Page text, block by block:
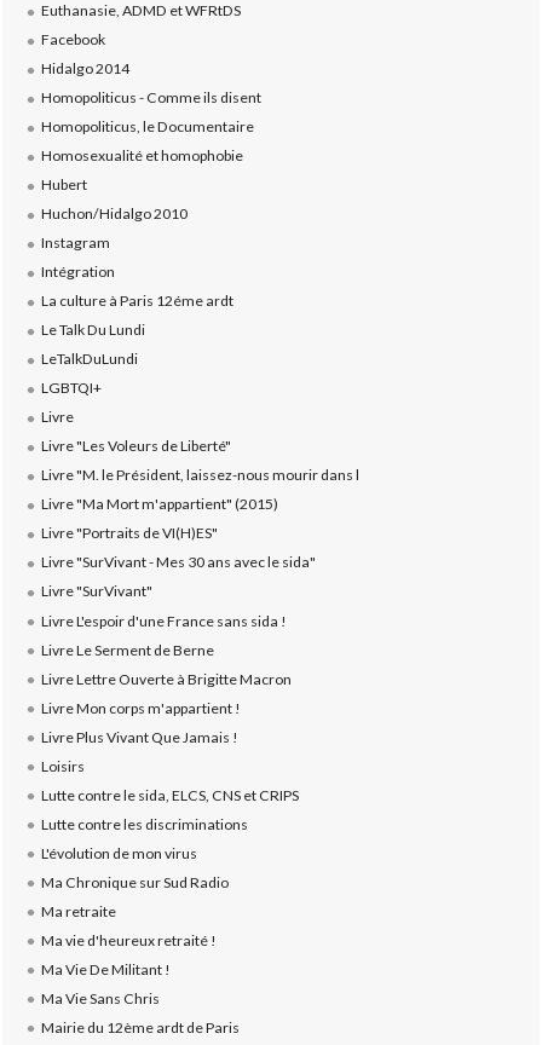
Euthanasie, ADMD et WFRtDS
Facebook
Hidalgo 2014
Homopoliticus - Comme ils disent
Homopoliticus, le Documentaire
Homosexualité et homophobie
Hubert
Huchon/Hidalgo 2010
Instagram
Intégration
La culture à Paris 12éme ardt
Le Talk Du Lundi
LeTalkDuLundi
LGBTQI+
Livre
Livre "Les Voleurs de Liberté"
Livre "M. le Président, laissez-nous mourir dans l
Livre "Ma Mort m'appartient" (2015)
Livre "Portraits de VI(H)ES"
Livre "SurVivant - Mes 30 ans avec le sida"
Livre "SurVivant"
Livre L'espoir d'une France sans sida !
Livre Le Serment de Berne
Livre Lettre Ouverte à Brigitte Macron
Livre Mon corps m'appartient !
Livre Plus Vivant Que Jamais !
Loisirs
Lutte contre le sida, ELCS, CNS et CRIPS
Lutte contre les discriminations
L'évolution de mon virus
Ma Chronique sur Sud Radio
Ma retraite
Ma vie d'heureux retraité !
Ma Vie De Militant !
Ma Vie Sans Chris
Mairie du 12ème ardt de Paris